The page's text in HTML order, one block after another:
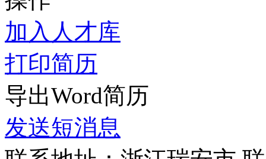
加入人才库
打印简历
导出Word简历
发送短消息